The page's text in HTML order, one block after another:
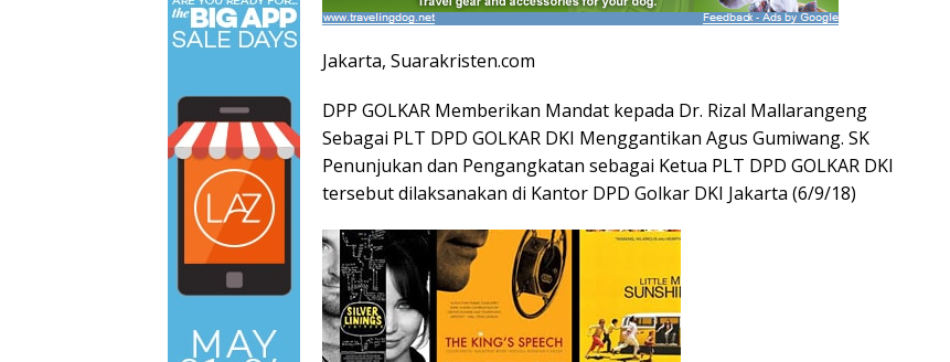
Jakarta, Suarakristen.com
DPP GOLKAR Memberikan Mandat kepada Dr. Rizal Mallarangeng
Sebagai PLT DPD GOLKAR DKI Menggantikan Agus Gumiwang. SK
Penunjukan dan Pengangkatan sebagai Ketua PLT DPD GOLKAR DKI
tersebut dilaksanakan di Kantor DPD Golkar DKI Jakarta (6/9/18)